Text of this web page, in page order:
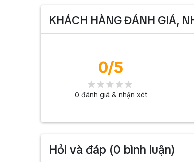
KHÁCH HÀNG ĐÁNH GIÁ,
0/5
0 đánh giá & nhận xét
Hỏi và đáp (0 bình luận)